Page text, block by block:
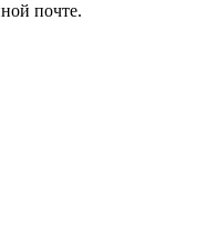
почте.